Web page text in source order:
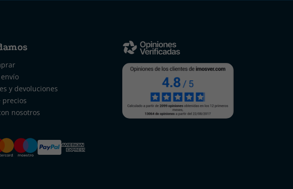
y devoluciones
precios
nosotros